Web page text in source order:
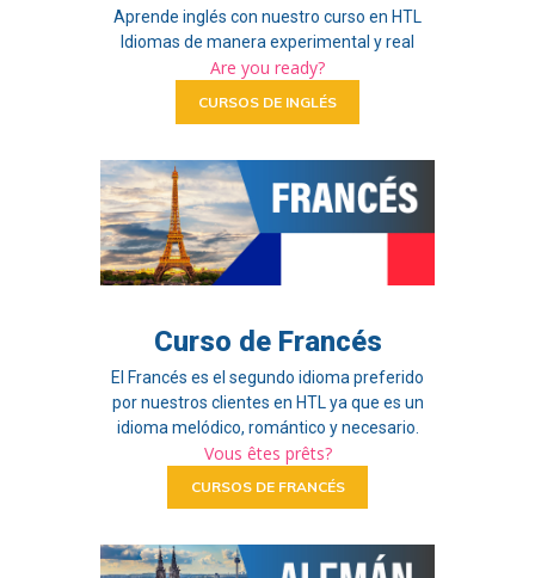
Aprende inglés con nuestro curso en HTL
Idiomas de manera experimental y real
Are you ready?
CURSOS DE INGLÉS
Curso de Francés
El Francés es el segundo idioma preferido
por nuestros clientes en HTL ya que es un
idioma melódico, romántico y necesario.
Vous êtes prêts?
CURSOS DE FRANCÉS